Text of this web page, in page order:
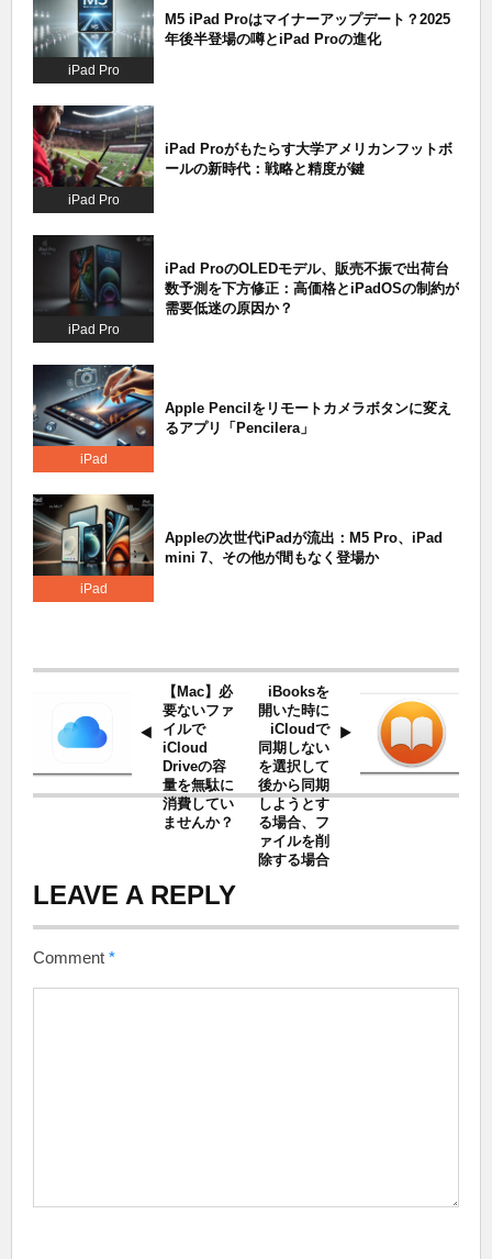
iPad Pro
M5 iPad Proはマイナーアップデート？2025
年後半登場の噂とiPad Proの進化
iPad Pro
iPad Proがもたらす大学アメリカンフットボ
ールの新時代：戦略と精度が鍵
iPad Pro
iPad ProのOLEDモデル、販売不振で出荷台
数予測を下方修正：高価格とiPadOSの制約が
需要低迷の原因か？
iPad
Apple Pencilをリモートカメラボタンに変え
るアプリ「Pencilera」
iPad
Appleの次世代iPadが流出：M5 Pro、iPad
mini 7、その他が間もなく登場か
【Mac】必
要ないファ
イルで
iCloud
Driveの容
量を無駄に
消費してい
ませんか？
iBooksを
開いた時に
iCloudで
同期しない
を選択して
後から同期
しようとす
る場合、フ
ァイルを削
除する場合
LEAVE A REPLY
Comment *